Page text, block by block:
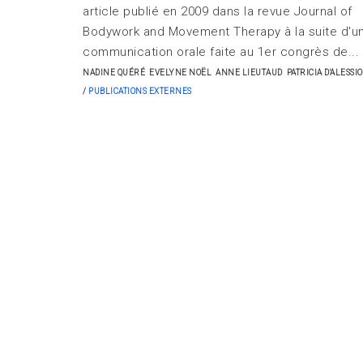
article publié en 2009 dans la revue Journal of
Bodywork and Movement Therapy à la suite
communication orale faite au 1er congrès de...
NADINE QUÉRÉ EVELYNE NOËL ANNE LIEUTAUD PATRICIA D'ALESSIO
PUBLICATIONS EXTERNES